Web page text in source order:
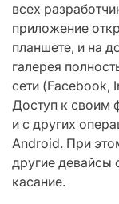
всех
приложение
планшете, и на
галерея
сети (Facebook,
Доступ к своим
и с других
Android. При
другие девайсы
касание.